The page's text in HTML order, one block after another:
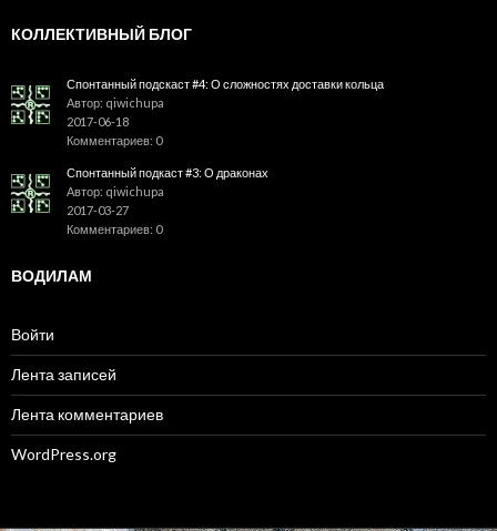
КОЛЛЕКТИВНЫЙ БЛОГ
Спонтанный подскаст #4: О сложностях доставки кольца
Автор: qiwichupa
2017-06-18
Комментариев: 0
Спонтанный подкаст #3: О драконах
Автор: qiwichupa
2017-03-27
Комментариев: 0
ВОДИЛАМ
Войти
Лента записей
Лента комментариев
WordPress.org